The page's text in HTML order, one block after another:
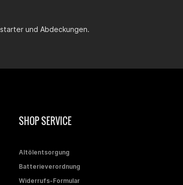
und Abdeckungen.
SHOP SERVICE
Altölentsorgung
Batterieverordnung
Widerrufs-Formular